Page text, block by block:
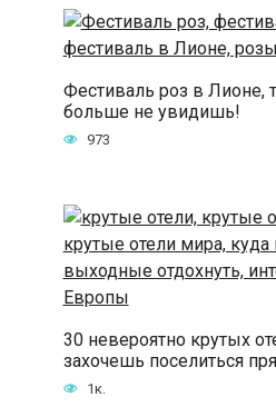
Фестиваль роз в Лионе,
больше не увидишь!
973
30 невероятно крутых
захочешь поселиться
1к.